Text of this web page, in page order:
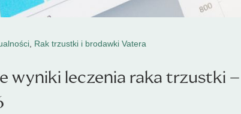
, Rak trzustki i brodawki Vatera
wyniki leczenia raka trzustki